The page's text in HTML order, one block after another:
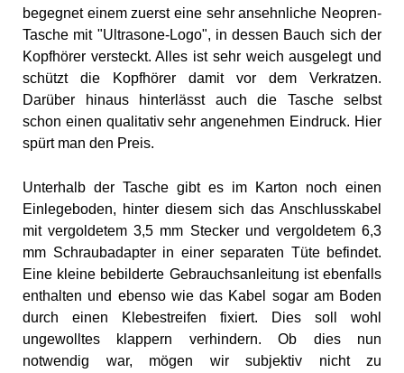
begegnet einem zuerst eine sehr ansehnliche Neopren-
Tasche mit "Ultrasone-Logo", in dessen Bauch sich der
Kopfhörer versteckt. Alles ist sehr weich ausgelegt und
schützt die Kopfhörer damit vor dem Verkratzen.
Darüber hinaus hinterlässt auch die Tasche selbst
schon einen qualitativ sehr angenehmen Eindruck. Hier
spürt man den Preis.
Unterhalb der Tasche gibt es im Karton noch einen
Einlegeboden, hinter diesem sich das Anschlusskabel
mit vergoldetem 3,5 mm Stecker und vergoldetem 6,3
mm Schraubadapter in einer separaten Tüte befindet.
Eine kleine bebilderte Gebrauchsanleitung ist ebenfalls
enthalten und ebenso wie das Kabel sogar am Boden
durch einen Klebestreifen fixiert. Dies soll wohl
ungewolltes klappern verhindern. Ob dies nun
notwendig war, mögen wir subjektiv nicht zu